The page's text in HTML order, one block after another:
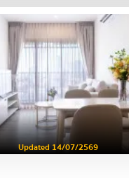
Updated 14/07/2569